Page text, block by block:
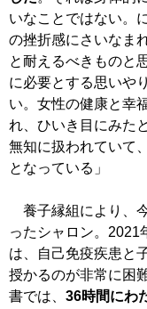
いなことではない。
の挫折感にさいなま
と耐えるべきものと
に必要とする思いや
い。女性の健康と幸
れ、ひいき目にみた
無知に扱われていて
となっている」
養子縁組により、
ったシャロン。2021
は、自己免疫疾患と
授かるのが非常に困
書では、 36時間にわ